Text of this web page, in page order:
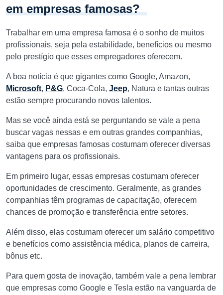
em empresas famosas?
Trabalhar em uma empresa famosa é o sonho de muitos
profissionais, seja pela estabilidade, benefícios ou mesmo
pelo prestígio que esses empregadores oferecem.
A boa notícia é que gigantes como Google, Amazon,
Microsoft, P&G, Coca-Cola, Jeep, Natura e tantas outras
estão sempre procurando novos talentos.
Mas se você ainda está se perguntando se vale a pena
buscar vagas nessas e em outras grandes companhias,
saiba que empresas famosas costumam oferecer diversas
vantagens para os profissionais.
Em primeiro lugar, essas empresas costumam oferecer
oportunidades de crescimento. Geralmente, as grandes
companhias têm programas de capacitação, oferecem
chances de promoção e transferência entre setores.
Além disso, elas costumam oferecer um salário competitivo
e benefícios como assistência médica, planos de carreira,
bônus etc.
Para quem gosta de inovação, também vale a pena lembrar
que empresas como Google e Tesla estão na vanguarda de